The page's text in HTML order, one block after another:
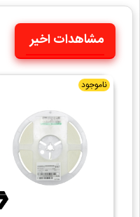
مشاهدات اخیر
ناموجود